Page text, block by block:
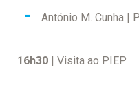
António M. Cunha |
16h30 | Visita ao PIEP